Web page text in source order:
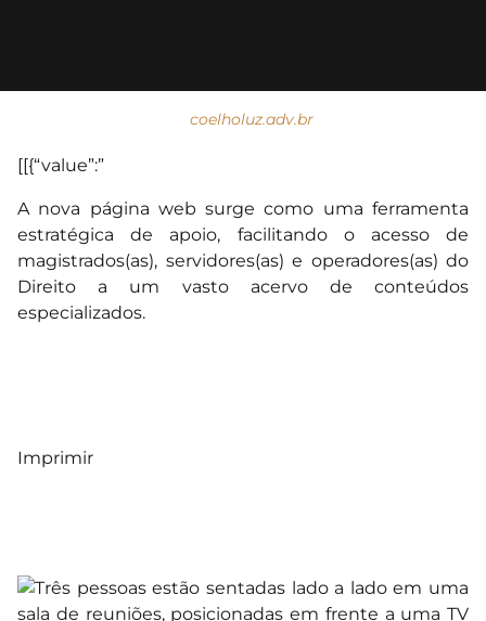
coelholuz.adv.br
[[{“value”:”
A nova página web surge como uma ferramenta
estratégica de apoio, facilitando o acesso de
magistrados(as), servidores(as) e operadores(as) do
Direito a um vasto acervo de conteúdos
especializados.
Imprimir